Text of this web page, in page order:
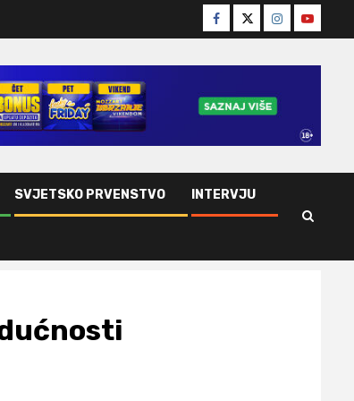
Facebook
TwitterInstagram
Youtube
SVJETSKO PRVENSTVO INTERVJU